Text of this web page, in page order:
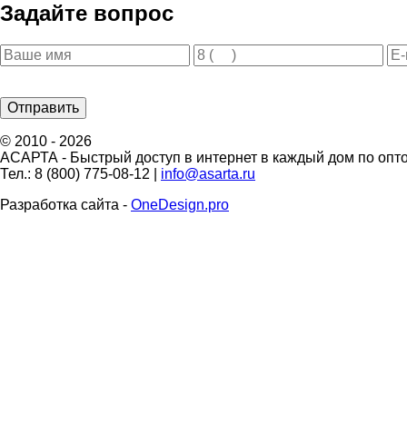
Задайте вопрос
© 2010 - 2026
АСАРТА - Быстрый доступ в интернет в каждый дом по
Тел.: 8 (800) 775-08-12 | info@asarta.ru
Разработка сайта - OneDesign.pro